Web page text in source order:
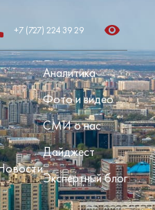
+7 (727) 224 39 29
Аналитика
Фото и видео
СМИ о нас
Дайджест
Экспертный блог